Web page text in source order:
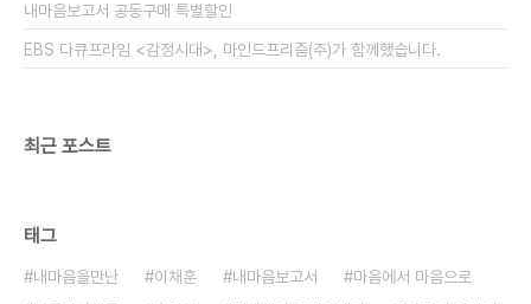
내마음보고서 공동구매 특별할인
EBS 다큐프라임 <감정시대>, 마인드프리즘(주)가 함께했습니다.
최근 포스트
태그
내마음을만난 이채훈 내마음보고서
마음에서 마음으로